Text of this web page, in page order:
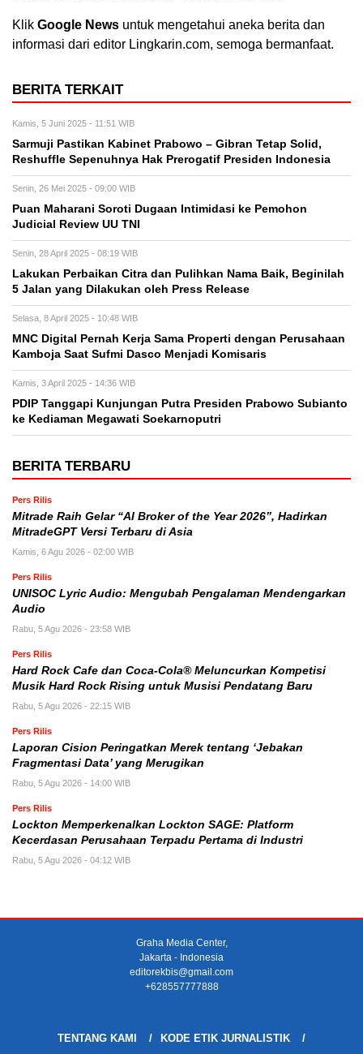
Klik Google News untuk mengetahui aneka berita dan
informasi dari editor Lingkarin.com, semoga bermanfaat.
BERITA TERKAIT
Kamis, 5 Juni 2025 - 11:51 WIB
Sarmuji Pastikan Kabinet Prabowo – Gibran Tetap Solid,
Reshuffle Sepenuhnya Hak Prerogatif Presiden Indonesia
Senin, 26 Mei 2025 - 09:00 WIB
Puan Maharani Soroti Dugaan Intimidasi ke Pemohon
Judicial Review UU TNI
Senin, 28 April 2025 - 08:19 WIB
Lakukan Perbaikan Citra dan Pulihkan Nama Baik, Beginilah
5 Jalan yang Dilakukan oleh Press Release
Selasa, 8 April 2025 - 10:48 WIB
MNC Digital Pernah Kerja Sama Properti dengan Perusahaan
Kamboja Saat Sufmi Dasco Menjadi Komisaris
Kamis, 3 April 2025 - 14:36 WIB
PDIP Tanggapi Kunjungan Putra Presiden Prabowo Subianto
ke Kediaman Megawati Soekarnoputri
BERITA TERBARU
Pers Rilis
Mitrade Raih Gelar “AI Broker of the Year 2026”, Hadirkan
MitradeGPT Versi Terbaru di Asia
Kamis, 6 Agu 2026 - 02:00 WIB
Pers Rilis
UNISOC Lyric Audio: Mengubah Pengalaman Mendengarkan
Audio
Rabu, 5 Agu 2026 - 23:58 WIB
Pers Rilis
Hard Rock Cafe dan Coca-Cola® Meluncurkan Kompetisi
Musik Hard Rock Rising untuk Musisi Pendatang Baru
Rabu, 5 Agu 2026 - 22:15 WIB
Pers Rilis
Laporan Cision Peringatkan Merek tentang ‘Jebakan
Fragmentasi Data’ yang Merugikan
Rabu, 5 Agu 2026 - 14:00 WIB
Pers Rilis
Lockton Memperkenalkan Lockton SAGE: Platform
Kecerdasan Perusahaan Terpadu Pertama di Industri
Rabu, 5 Agu 2026 - 04:12 WIB
Graha Media Center,
Jakarta - Indonesia
editorekbis@gmail.com
+628557777888
TENTANG KAMI KODE ETIK JURNALISTIK